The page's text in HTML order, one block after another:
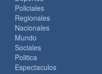
Policiales
Regionales
Nacionales
Mundo
Sociales
Politica
Espectaculos